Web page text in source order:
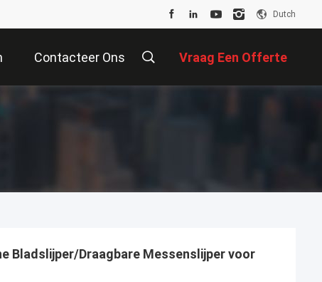
Dutch
Contacteer Ons Vraag Een Offerte
Bladslijper/Draagbare Messenslijper voor